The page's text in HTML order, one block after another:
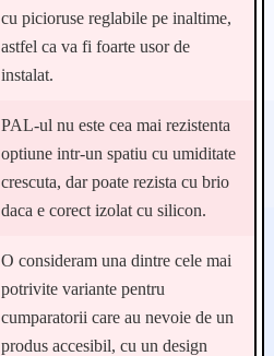
cu picioruse reglabile pe inaltime,
astfel ca va fi foarte usor de
instalat.
PAL-ul nu este cea mai rezistenta
optiune intr-un spatiu cu umiditate
crescuta, dar poate rezista cu brio
daca e corect izolat cu silicon.
O consideram una dintre cele mai
potrivite variante pentru
cumparatorii care au nevoie de un
produs accesibil, cu un design